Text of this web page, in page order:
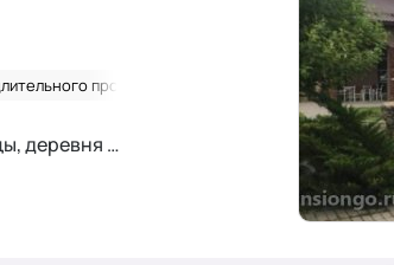
проживания
Московская область, городской округ Люберцы, деревня Токарёво